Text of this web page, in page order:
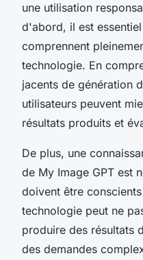
une utilisation
d'abord, il est
comprennent
technologie. En
jacents de génération
utilisateurs peuvent
résultats produits et
De plus, une
de My Image GPT est
doivent être
technologie peut ne
produire des résultats
des demandes